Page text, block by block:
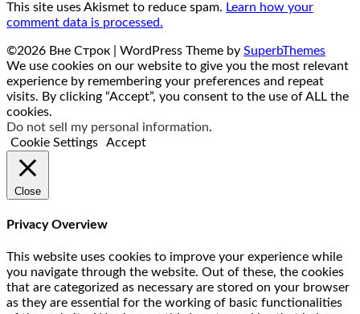
This site uses Akismet to reduce spam. Learn how your
comment data is processed.
©2026 Вне Строк | WordPress Theme by SuperbThemes
We use cookies on our website to give you the most relevant
experience by remembering your preferences and repeat
visits. By clicking “Accept”, you consent to the use of ALL the
cookies.
Do not sell my personal information.
Cookie Settings
Accept
Close
Privacy Overview
This website uses cookies to improve your experience while
you navigate through the website. Out of these, the cookies
that are categorized as necessary are stored on your browser
as they are essential for the working of basic functionalities